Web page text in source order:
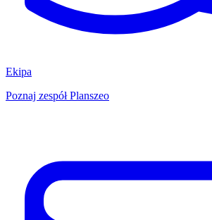
Ekipa
Poznaj zespół Planszeo